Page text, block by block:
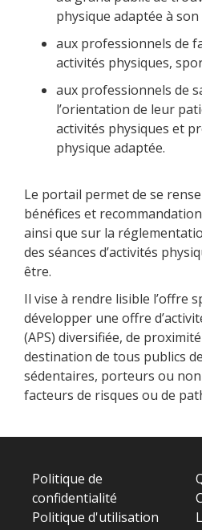
physique adaptée à
aux professionnels de
activités physiques,
aux professionnels de
l’orientation de leur
activités physiques et
physique adaptée.
Le portail permet de se
bénéfices et
ainsi que sur la
des séances d’activités
être.
Il vise à rendre lisible l’offre
développer une offre
(APS) diversifiée, de
destination de tous publics
sédentaires, porteurs ou non
facteurs de risques ou de
Politique de
confidentialité
Politique d'utilisation